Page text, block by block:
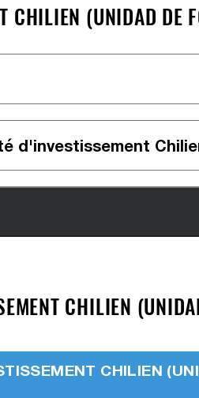
CHILIEN (UNIDAD DE
CHILIEN
CHILIEN